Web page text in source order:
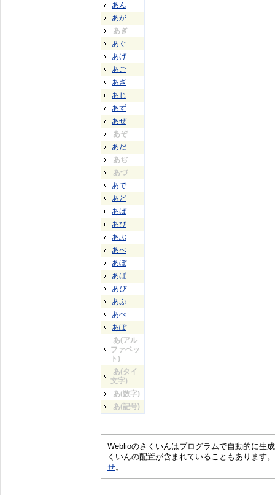
あん
あが
あぎ
あぐ
あげ
あご
あざ
あじ
あず
あぜ
あぞ
あだ
あぢ
あづ
あで
あど
あば
あび
あぶ
あべ
あぼ
あぱ
あぴ
あぷ
あぺ
あぽ
あ(アル
ファベッ
ト)
あ(タイ
文字)
あ(数字)
あ(記号)
Weblioのさくいんはプログラムで自動的に生
くいんの配置が含まれていることもあります
せ。